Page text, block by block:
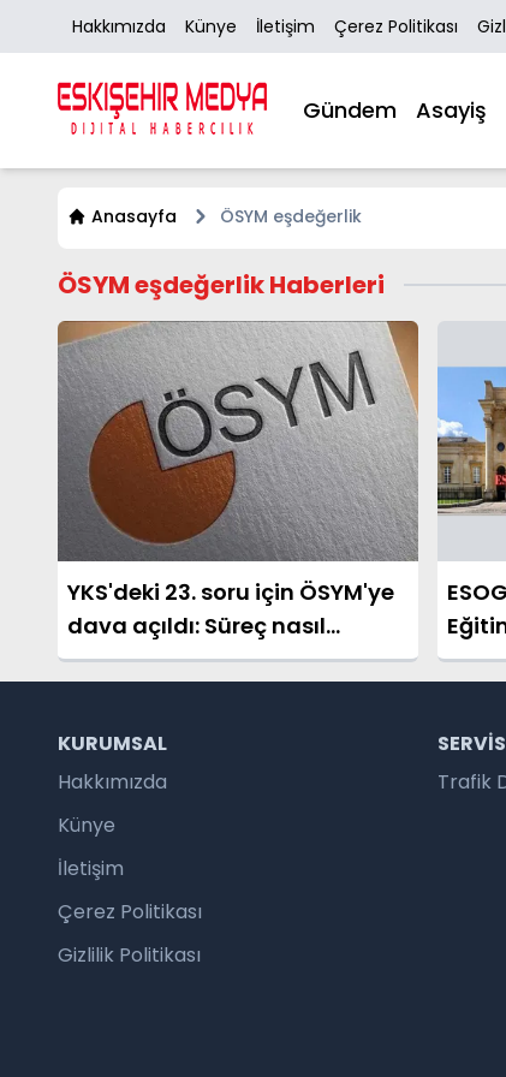
Hakkımızda Künye İletişim Çerez Politikası
Gündem Asayiş
Anasayfa ÖSYM eşdeğerlik
ÖSYM eşdeğerlik Haberleri
YKS'deki 23. soru için ÖSYM'ye
dava açıldı: Süreç nasıl
işleyecek?
KURUMSAL
Hakkımızda
Künye
İletişim
Çerez Politikası
Gizlilik Politikası
Trafik